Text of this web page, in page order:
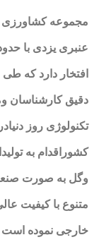
مجموعه کشاورزی
عنبری یزدی با حدود40سال سابقه در امر
افتخار دارد که
دقیق کارشناسان
تکنولوژی روز
کشوراقدام به
وگل به صورت
متنوع با کیفیت
خارجی نموده است